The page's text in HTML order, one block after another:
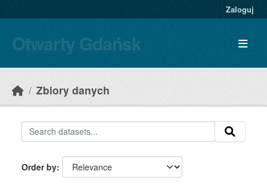
Zaloguj
Otwarty Gdańsk
Zbiory danych
Order by